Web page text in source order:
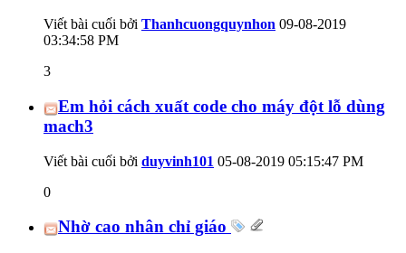
Viết bài cuối bởi Thanhcuongquynhon 09-08-2019
03:34:58 PM
3
Em hỏi cách xuất code cho máy đột lỗ dùng
mach3
Viết bài cuối bởi duyvinh101 05-08-2019 05:15:47 PM
0
Nhờ cao nhân chỉ giáo